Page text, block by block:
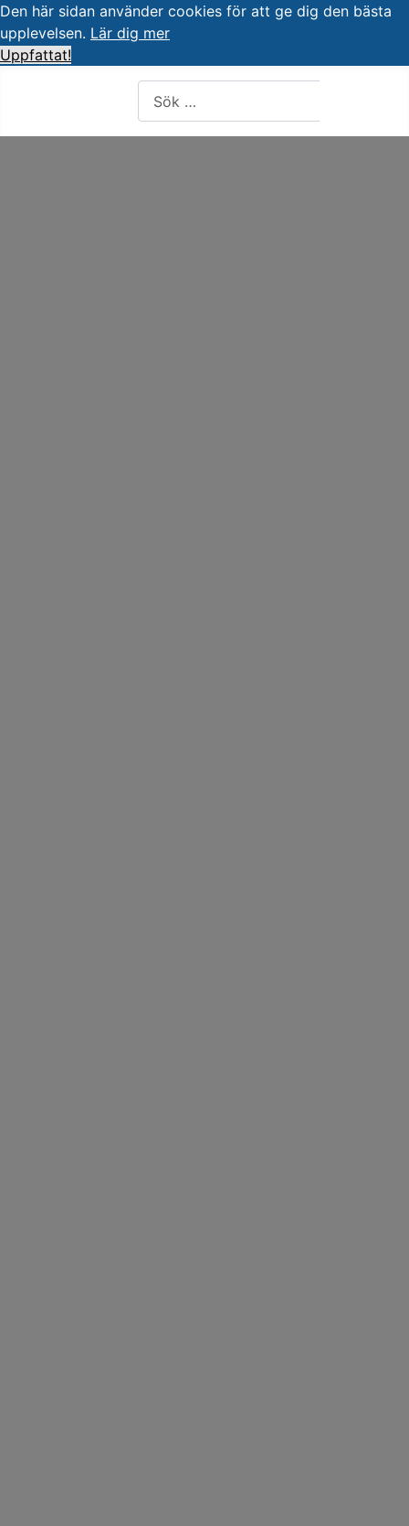
Den här sidan använder cookies för att ge dig den bästa
upplevelsen. Lär dig mer
Uppfattat!